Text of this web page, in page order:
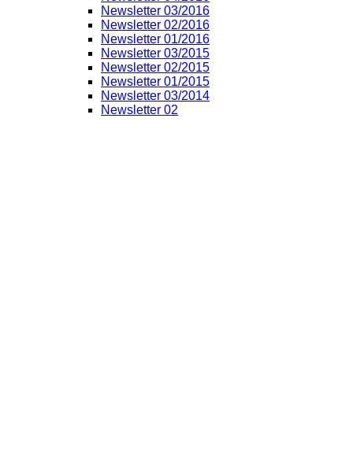
Newsletter 03/2016
Newsletter 02/2016
Newsletter 01/2016
Newsletter 03/2015
Newsletter 02/2015
Newsletter 01/2015
Newsletter 03/2014
Newsletter 02